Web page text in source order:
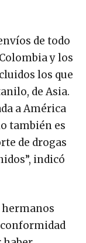
de todo
y los
los que
de Asia.
a América
también es
de drogas
indicó
hermanos
conformidad